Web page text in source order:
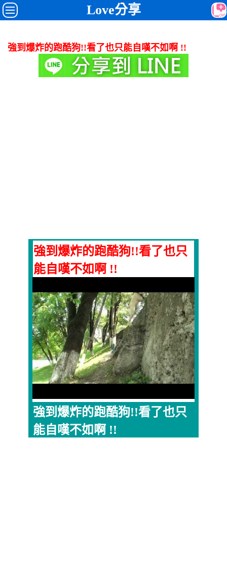
Love分享
強到爆炸的跑酷狗!!看了也只能自嘆不如啊 !!
強到爆炸的跑酷狗!!看了也只
能自嘆不如啊 !!
強到爆炸的跑酷狗!!看了也只
能自嘆不如啊 !!